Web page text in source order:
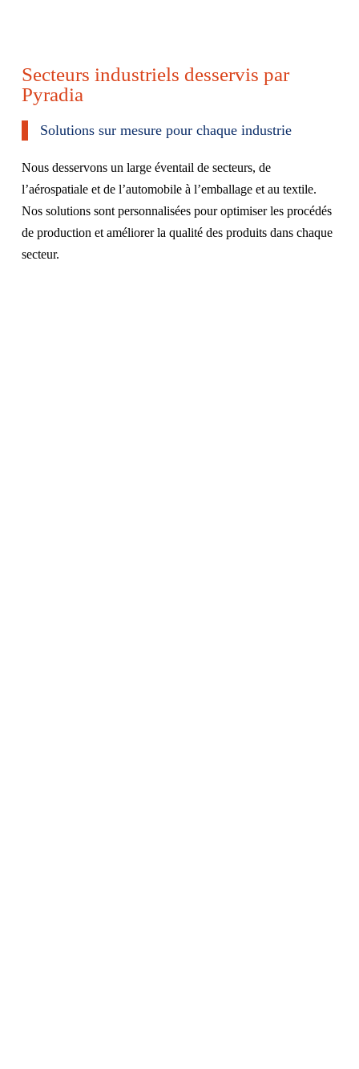
Secteurs industriels desservis par
Pyradia
Solutions sur mesure pour chaque industrie
Nous desservons un large éventail de secteurs, de
l’aérospatiale et de l’automobile à l’emballage et au textile.
Nos solutions sont personnalisées pour optimiser les procédés
de production et améliorer la qualité des produits dans chaque
secteur.